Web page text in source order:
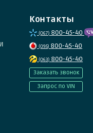
Контакты
(067) 800-45-40
(095) 800-45-40
(063) 800-45-40
Заказать звонок
Запрос по VIN